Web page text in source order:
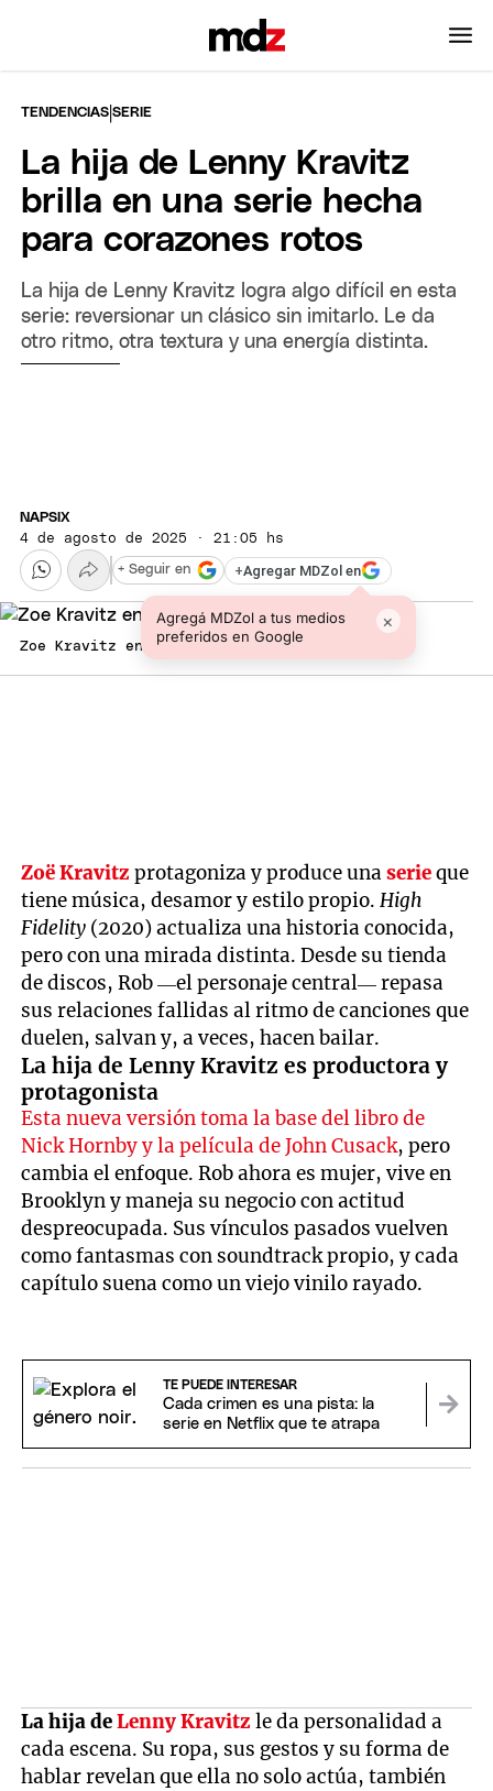
TENDENCIAS |SERIE
La hija de Lenny Kravitz
brilla en una serie hecha
para corazones rotos
La hija de Lenny Kravitz logra algo difícil en esta
serie: reversionar un clásico sin imitarlo. Le da
otro ritmo, otra textura y una energía distinta.
NAPSIX
4 de agosto de 2025 · 21:05 hs
+Agregar MDZol en
Agregá MDZol a tus medios
preferidos en Google
×
+ Seguir en
Zoe Kravitz en esta serie espectacular.
Zoë Kravitz protagoniza y produce unaserieque
tiene música, desamor y estilo propio.High
Fidelity (2020) actualiza una historia conocida,
pero con una mirada distinta. Desde su tienda
de discos, Rob —el personaje central— repasa
sus relaciones fallidas al ritmo de canciones que
duelen, salvan y, a veces, hacen bailar.
La hija de Lenny Kravitz es productora y
protagonista
Esta nueva versión toma la base del libro de
Nick Hornby y la película de John Cusack, pero
cambia el enfoque. Rob ahora es mujer, vive en
Brooklyn y maneja su negocio con actitud
despreocupada. Sus vínculos pasados vuelven
como fantasmas con soundtrack propio, y cada
capítulo suena como un viejo vinilo rayado.
TE PUEDE INTERESAR
Cada crimen es una pista: la
serie en Netflix que te atrapa
La hija deLenny Kravitz le da personalidad a
cada escena. Su ropa, sus gestos y su forma de
hablar revelan que ella no solo actúa, también